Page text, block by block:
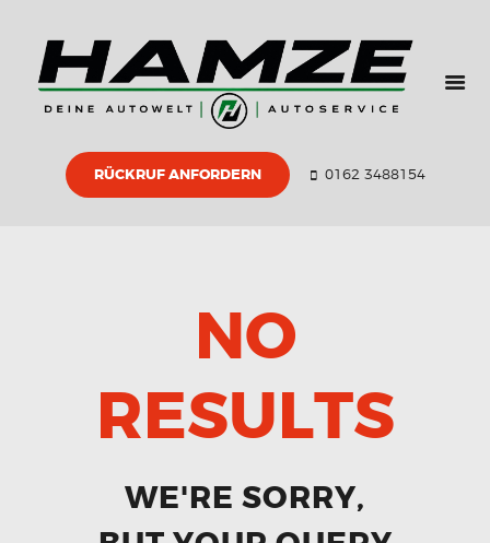
RÜCKRUF ANFORDERN 0162 3488154
ÜBER UNS
GEBRAUCHTWAGE
NO
RESULTS
WE'RE SORRY,